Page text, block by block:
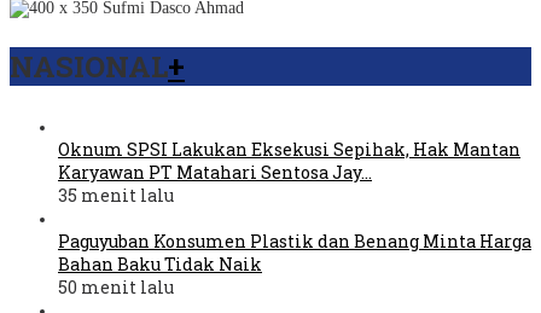
NASIONAL+
Oknum SPSI Lakukan Eksekusi Sepihak, Hak Mantan
Karyawan PT Matahari Sentosa Jay…
35 menit lalu
Paguyuban Konsumen Plastik dan Benang Minta Harga
Bahan Baku Tidak Naik
50 menit lalu